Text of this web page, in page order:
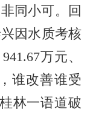
同小可。回
因水质考核
万元、
谁改善谁受
林一语道破